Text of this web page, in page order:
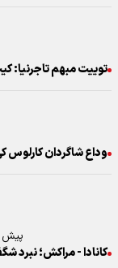
توییت مبهم تاجرنیا:
وداع شاگردان
پیش
کانادا - مراکش؛ نبرد